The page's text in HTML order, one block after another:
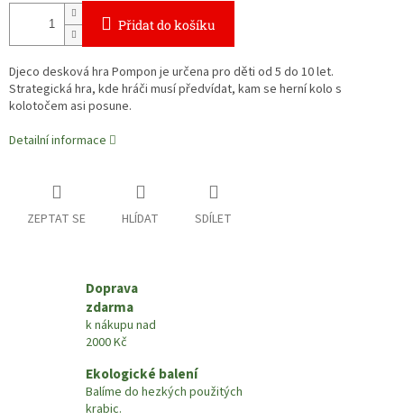
Přidat do košíku
Djeco desková hra Pompon je určena pro děti od 5 do 10 let.
Strategická hra, kde hráči musí předvídat, kam se herní kolo s
kolotočem asi posune.
Detailní informace
ZEPTAT SE HLÍDAT SDÍLET
Doprava
zdarma
k nákupu nad
2000 Kč
Ekologické balení
Balíme do hezkých použitých
krabic.